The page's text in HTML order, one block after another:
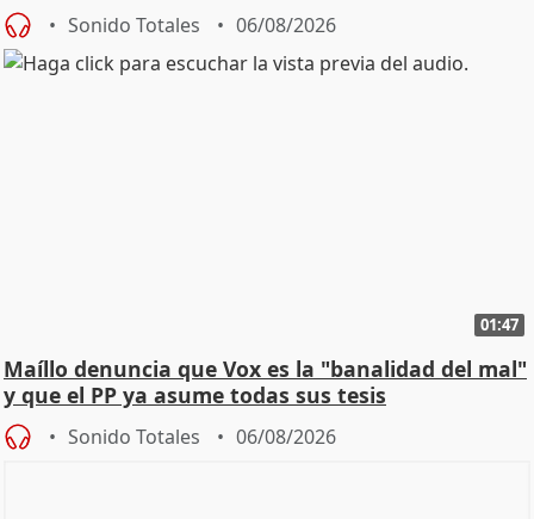
Sonido Totales 06/08/2026
01:47
Maíllo denuncia que Vox es la "banalidad del mal"
y que el PP ya asume todas sus tesis
Sonido Totales 06/08/2026